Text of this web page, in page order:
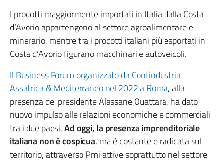
I prodotti maggiormente importati in Italia dalla Costa
d’Avorio appartengono al settore agroalimentare e
minerario, mentre tra i prodotti italiani più esportati in
Costa d’Avorio figurano macchinari e autoveicoli.
Il Business Forum organizzato da Confindustria
Assafrica & Mediterraneo nel 2022 a Roma, alla
presenza del presidente Alassane Ouattara, ha dato
nuovo impulso alle relazioni economiche e commerciali
tra i due paesi.Ad oggi, la presenza imprenditoriale
italiana non è cospicua, ma è costante e radicata sul
territorio, attraverso Pmi attive soprattutto nel settore